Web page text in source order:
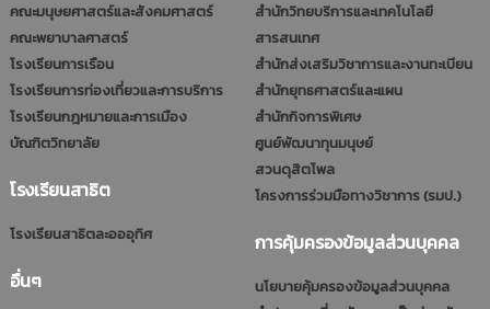
คณะมนุษยศาสตร์และสังคมศาสตร์
คณะพยาบาลศาสตร์
โรงเรียนการเรือน
โรงเรียนการท่องเที่ยวและการบริการ
โรงเรียนกฎหมายและการเมือง
บัณฑิตวิทยาลัย
โรงเรียนสาธิต
โรงเรียนสาธิตละอออุทิศ
อื่นๆ
สำนักวิทยบริการและเทคโนโลยี
สารสนเทศ
สำนักส่งเสริมวิชาการและงานทะเบียน
สำนักยุทธศาสตร์และแผน
สำนักกิจการพิเศษ
ศูนย์พัฒนาทุนมนุษย์
สวนดุสิตโพล
โครงการร่วมมือทางวิชาการ (รมป.)
การคุ้มครองข้อมูลส่วนบุคคล
นโยบายคุ้มครองข้อมูลส่วนบุคคล